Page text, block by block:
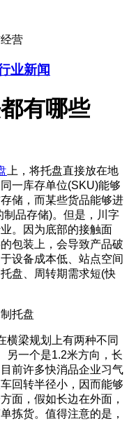
营
业新闻
有哪些
上，将托盘直接放在地
一库存单位(SKU)能够
储，而某些货品能够进
品存储)。但是，川字
。因为底部的接触面
包装上，会导致产品破
设备成本低、站点空间
盘、周转期需求短(快
横梁规划上有两种不同
另一个是1.2米方向，长
前许多快消品企业习气
回转半径小，因而能够
面，假如长边在外面，
拣货。值得注意的是，